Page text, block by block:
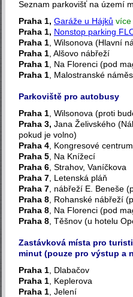
Seznam parkovišť na území
Praha 1, Garáže u Hájků více
Praha 1, Nonstop parking
Praha 1 , Wilsonova (Hlavní
Praha 1 , Alšovo nábřeží
Praha 1 , Na Florenci (pod
Praha 1 , Malostranské
Parkoviště pro autobusy
Praha 1 , Wilsonova (proti
Praha 3, Jana Želivského
pokud je volno)
Praha 4 , Kongresové centrum
Praha 5 , Na Knížecí
Praha 6 , Strahov, Vaníčkova
Praha 7 , Letenská pláň
Praha 7 , nábřeží E. Beneše
Praha 8 , Rohanské nábřeží
Praha 8 , Na Florenci (pod
Praha 8 , Těšnov (u hotelu
Zastávková místa pro
minut (pouze pro výstup a
Praha 1 , Dlabačov
Praha 1 , Keplerova
Praha 1 , Jelení